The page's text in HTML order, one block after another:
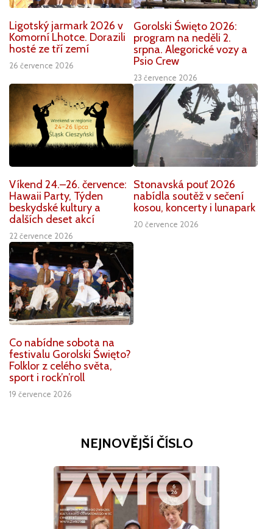
Ligotský jarmark 2026 v
Komorní Lhotce. Dorazili
hosté ze tří zemí
26 července 2026
Gorolski Święto 2026:
program na neděli 2.
srpna. Alegorické vozy a
Psio Crew
23 července 2026
Víkend 24.–26. července:
Hawaii Party, Týden
beskydské kultury a
dalších deset akcí
22 července 2026
Stonavská pouť 2026
nabídla soutěž v sečení
kosou, koncerty i lunapark
20 července 2026
Co nabídne sobota na
festivalu Gorolski Święto?
Folklor z celého světa,
sport i rock’n’roll
19 července 2026
NEJNOVĚJŠÍ ČÍSLO